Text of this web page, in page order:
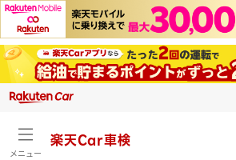
メニュー
楽天Car車検